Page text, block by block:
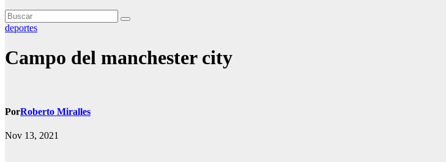
deportes
Campo del manchester city
PorRoberto Miralles
Nov 13, 2021